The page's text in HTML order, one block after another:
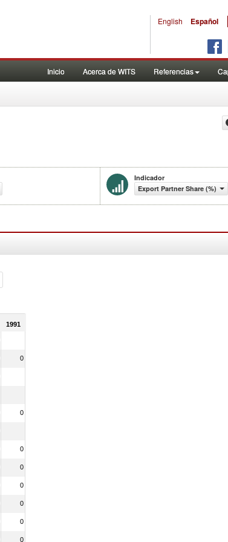
English Español |
Inicio Acerca de WITS Referencias
Indicador
Export Partner Share (%)
1991
0
0
0
0
0
0
0
0